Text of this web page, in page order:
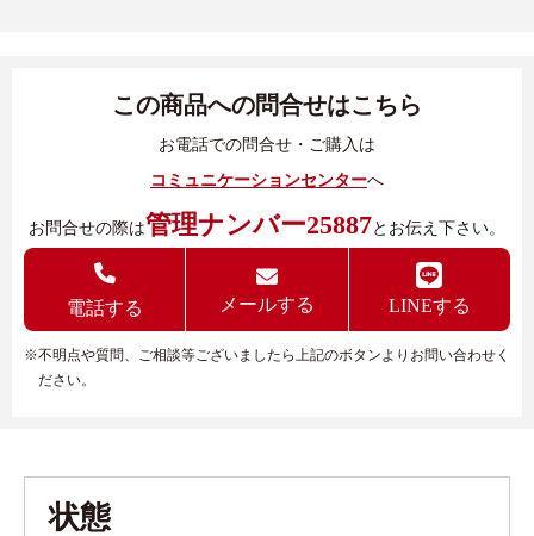
この商品への問合せはこちら
お電話での問合せ・ご購入は
コミュニケーションセンターへ
お問合せの際は管理ナンバー25887とお伝え下さい。
電話する メールする LINEする
※不明点や質問、ご相談等ございましたら上記のボタンよりお問い合わせく
ださい。
状態